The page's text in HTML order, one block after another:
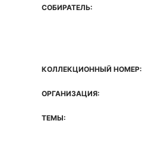
СОБИРАТЕЛЬ:
КОЛЛЕКЦИОННЫЙ НОМЕР:
ОРГАНИЗАЦИЯ:
ТЕМЫ: